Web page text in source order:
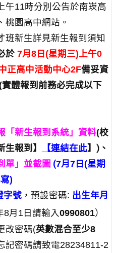
午11時分別公告於南崁高
桃園高中網站。
班新生詳見新生報到須知
於7月8日(星期三)上午0
正高中活動中心2F備妥資
體報到前務必完成以下
「新生報到系統」資料(校
報到】
【連結在此】 )、
單」並截圖 (7月7日(星期
)
字號，預設密碼: 出生年月
8月1日請輸入0990801）
改密碼(英數混合至少8
記密碼請致電28234811-2